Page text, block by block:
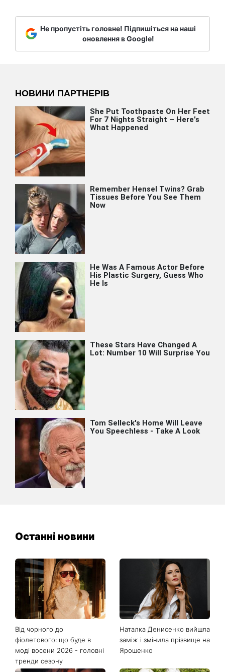
Не пропустіть головне! Підпишіться на наші
оновлення в Google!
Останні новини
Від чорного до
фіолетового: що буде в
моді восени 2026 - головні
тренди сезону
Наталка Денисенко вийшла
заміж і змінила прізвище на
Ярошенко